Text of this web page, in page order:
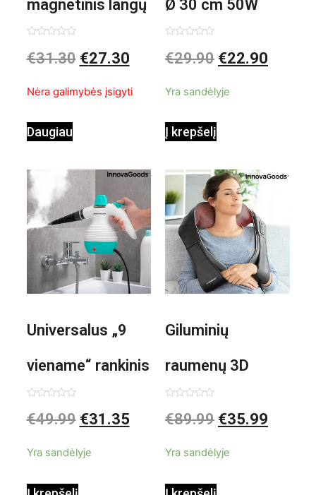
magnetinis langų
valiklis Klinmag
0
iš
€31.30 €27.30
Nėra galimybės įsigyti
Daugiau
Ø 30 cm 50W
Baltai pilkas
0
iš
€29.90 €22.90
Yra sandėlyje
Į krepšelį
Universalus „9
viename“ rankinis
garintuvas su
0
iš
€49.99 €31.35
Yra sandėlyje
Giluminių
raumenų 3D
elektrinis
0
iš
€89.99 €35.99
Yra sandėlyje